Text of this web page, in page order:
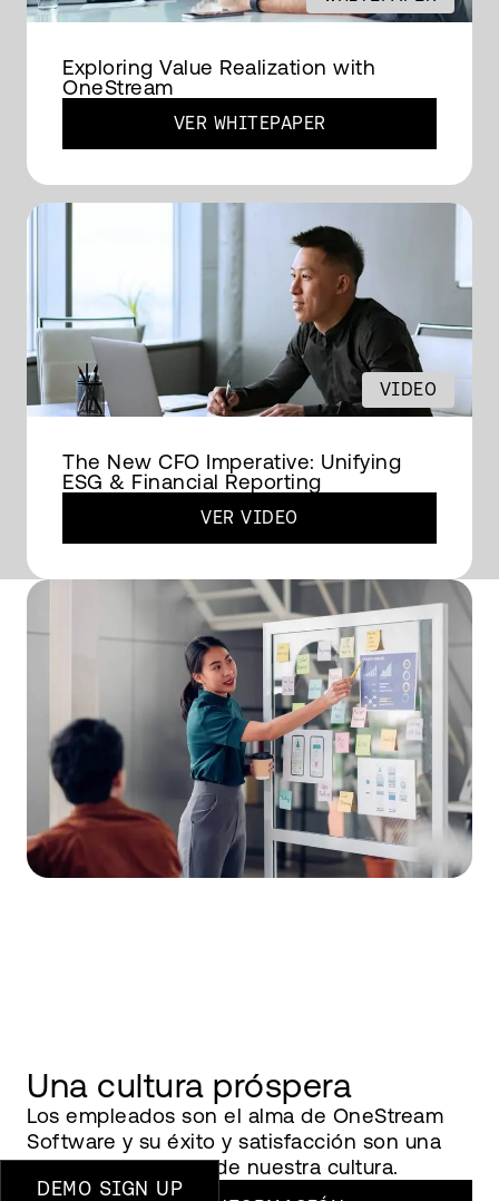
Exploring Value Realization with
OneStream
VER WHITEPAPER
VIDEO
The New CFO Imperative: Unifying
ESG & Financial Reporting
VER VIDEO
Una cultura próspera
Los empleados son el alma de OneStream
Software y su éxito y satisfacción son una
parte fundamental de nuestra cultura.
DEMO SIGN UP